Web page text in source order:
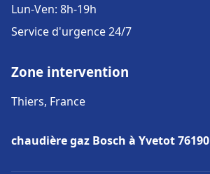
Lun-Ven: 8h-19h
Service d'urgence 24/7
Zone intervention
Thiers, France
chaudière gaz Bosch à Yvetot 76190